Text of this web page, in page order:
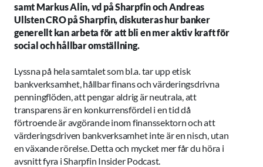
samt Markus Alin, vd på Sharpfin och Andreas
Ullsten CRO på Sharpfin, diskuteras hur banker
generellt kan arbeta för att bli en mer aktiv kraft för
social och hållbar omställning.
Lyssna på hela samtalet som bl.a. tar upp etisk
bankverksamhet, hållbar finans och värderingsdrivna
penningflöden, att pengar aldrig är neutrala, att
transparens är en konkurrensfördel i en tid då
förtroende är avgörande inom finanssektorn och att
värderingsdriven bankverksamhet inte är en nisch, utan
en växande rörelse. Detta och mycket mer får du höra i
avsnitt fyra i Sharpfin Insider Podcast.